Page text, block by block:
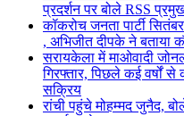
प्रदर्शन पर बोले RSS
कॉकरोच जनता पार्टी
, अभिजीत दीपके ने बताया
सरायकेला में माओवादी
गिरफ्तार, पिछले कई वर्षों
सक्रिय
रांची पहुंचे मोहम्मद जुनैद,